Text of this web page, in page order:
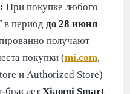
При покупке любого
в период до 28 июня
получают
покупки (mi.com,
и Authorized Store)
браслетXiaomi Smart